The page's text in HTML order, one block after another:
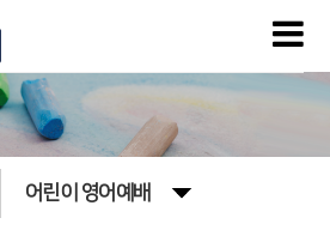
어린이 영어예배